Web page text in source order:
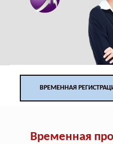
ВРЕМЕННАЯ
Временная